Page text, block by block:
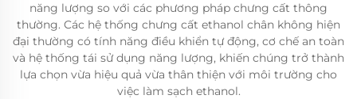
năng lượng so với các phương pháp chưng cất thông
thường. Các hệ thống chưng cất ethanol chân không hiện
đại thường có tính năng điều khiển tự động, cơ chế an toàn
và hệ thống tái sử dụng năng lượng, khiến chúng trở thành
lựa chọn vừa hiệu quả vừa thân thiện với môi trường cho
việc làm sạch ethanol.